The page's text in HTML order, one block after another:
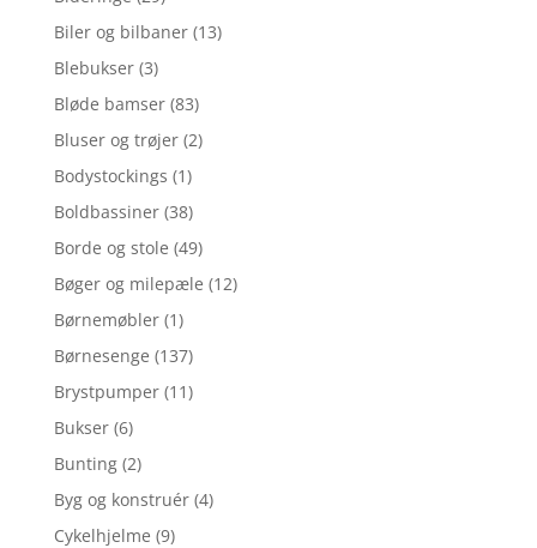
Biler og bilbaner (13)
Blebukser (3)
Bløde bamser (83)
Bluser og trøjer (2)
Bodystockings (1)
Boldbassiner (38)
Borde og stole (49)
Bøger og milepæle (12)
Børnemøbler (1)
Børnesenge (137)
Brystpumper (11)
Bukser (6)
Bunting (2)
Byg og konstruér (4)
Cykelhjelme (9)